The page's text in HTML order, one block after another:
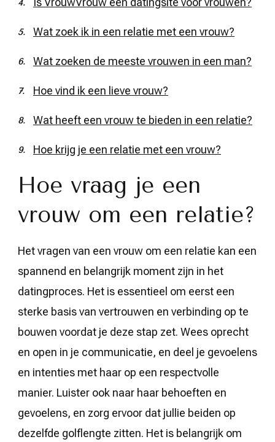
Wat zoek ik in een relatie met een vrouw?
Wat zoeken de meeste vrouwen in een man?
Hoe vind ik een lieve vrouw?
Wat heeft een vrouw te bieden in een relatie?
Hoe krijg je een relatie met een vrouw?
Hoe vraag je een
vrouw om een relatie?
Het vragen van een vrouw om een relatie kan een
spannend en belangrijk moment zijn in het
datingproces. Het is essentieel om eerst een
sterke basis van vertrouwen en verbinding op te
bouwen voordat je deze stap zet. Wees oprecht
en open in je communicatie, en deel je gevoelens
en intenties met haar op een respectvolle
manier. Luister ook naar haar behoeften en
gevoelens, en zorg ervoor dat jullie beiden op
dezelfde golflengte zitten. Het is belangrijk om